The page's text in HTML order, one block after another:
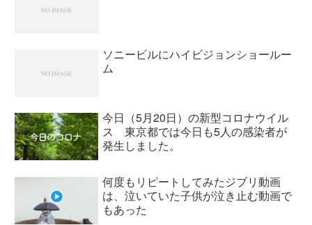
ソニービルにハイビジョンショールー
ム
今日（5月20日）の新型コロナウイル
ス 東京都では今日も5人の感染者が
発生しました。
何度もリピートしてみたジブリ動画
は、泣いていた子供が泣き止む動画で
もあった